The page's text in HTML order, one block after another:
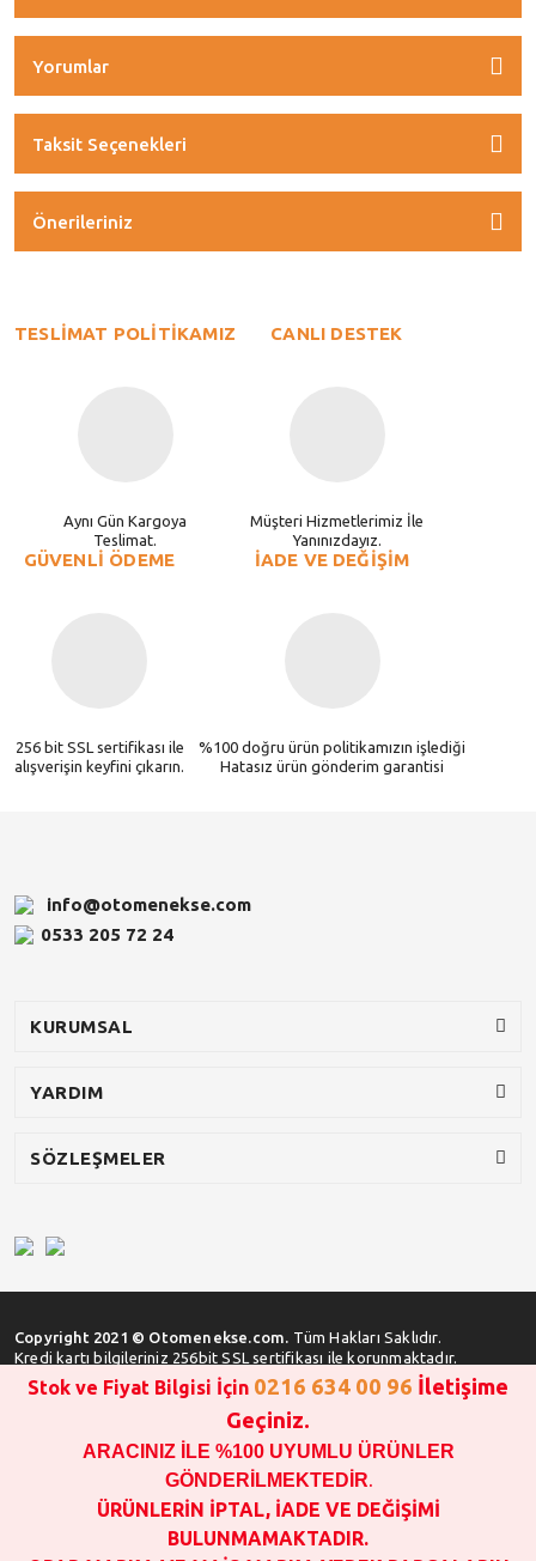
Yorumlar
Taksit Seçenekleri
Önerileriniz
TESLİMAT POLİTİKAMIZ
Aynı Gün Kargoya
Teslimat.
CANLI DESTEK
Müşteri Hizmetlerimiz İle
Yanınızdayız.
GÜVENLİ ÖDEME
256 bit SSL sertifikası ile
alışverişin keyfini çıkarın.
İADE VE DEĞİŞİM
%100 doğru ürün politikamızın işlediği
Hatasız ürün gönderim garantisi
info@otomenekse.com
0533 205 72 24
KURUMSAL
YARDIM
SÖZLEŞMELER
Copyright 2021 © Otomenekse.com. Tüm Hakları Saklıdır.
Kredi kartı bilgileriniz 256bit SSL sertifikası ile korunmaktadır.
SATIN ALMA İŞLEMİ YAPMADAN ÖNCE
STOK VE FİYAT BİLGİSİ ALINIZ !!!
1000 TL VE ÜSTÜ SİPARİŞ VERİLEBİLİR!!!
OPAR MARKA VE MAİS MARKA YEDEK PARÇALARIN
GARANTİSİ YOKTUR!!!!!!!!!!!
Stok ve Fiyat Bilgisi İçin 0216 634 00 96 İletişime
Geçiniz.
ARACINIZ İLE %100 UYUMLU ÜRÜNLER
GÖNDERİLMEKTEDİR.
ÜRÜNLERİN İPTAL, İADE VE DEĞİŞİMİ
BULUNMAMAKTADIR.